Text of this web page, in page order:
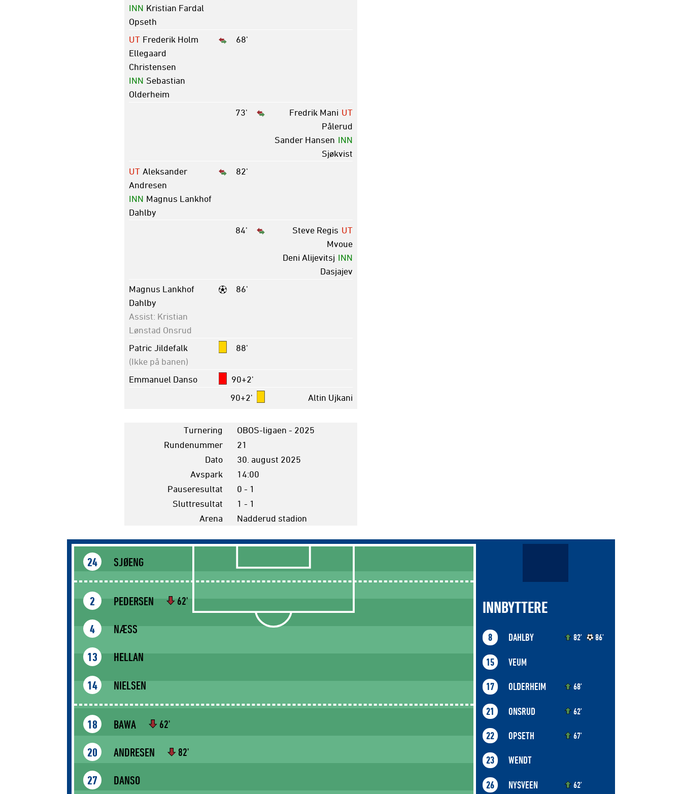
INN Kristian Fardal
Opseth
68'
UT Frederik Holm
Ellegaard
Christensen
INN Sebastian
Olderheim
73'
UT
Fredrik Mani
Pålerud
INN
Sander Hansen
Sjøkvist
82'
UT Aleksander
Andresen
INN Magnus Lankhof
Dahlby
84'
UT
Steve Regis
Mvoue
INN
Deni Alijevitsj
Dasjajev
86'
Magnus Lankhof
Dahlby
Assist: Kristian
Lønstad Onsrud
88'
Patric Jildefalk
(Ikke på banen)
90+2'
Emmanuel Danso
90+2'
Altin Ujkani
Turnering
OBOS-ligaen - 2025
Rundenummer
21
Dato
30. august 2025
Avspark
14:00
Pauseresultat
0 - 1
Sluttresultat
1 - 1
Arena
Nadderud stadion
24 SJØENG
2 PEDERSEN 62'
4 NÆSS
13 HELLAN
14 NIELSEN
18 BAWA 62'
20 ANDRESEN 82'
27 DANSO
INNBYTTERE
8 DAHLBY 82' 86'
15 VEUM
17 OLDERHEIM 68'
21 ONSRUD 62'
22 OPSETH 67'
23 WENDT
26 NYSVEEN 62'